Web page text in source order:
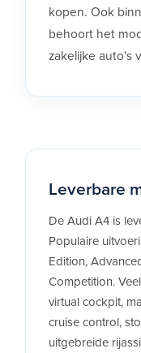
kopen. Ook
behoort het
zakelijke auto's
Leverbare
De Audi A4 is
Populaire
Edition,
Competition.
virtual cockpit,
cruise control,
uitgebreide